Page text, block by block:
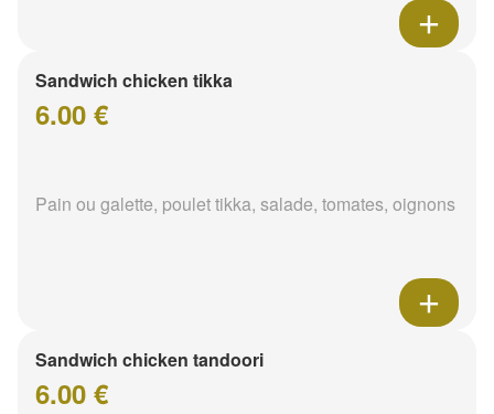
Sandwich chicken tikka
6.00 €
Pain ou galette, poulet tikka, salade, tomates, oignons
Sandwich chicken tandoori
6.00 €